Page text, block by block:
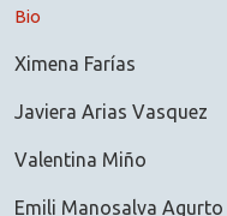
Bio
Ximena Farías
Javiera Arias Vasquez
Valentina Miño
Emili Manosalva Agurto